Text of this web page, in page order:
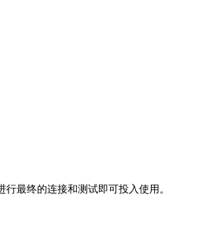
最终的连接和测试即可投入使用。